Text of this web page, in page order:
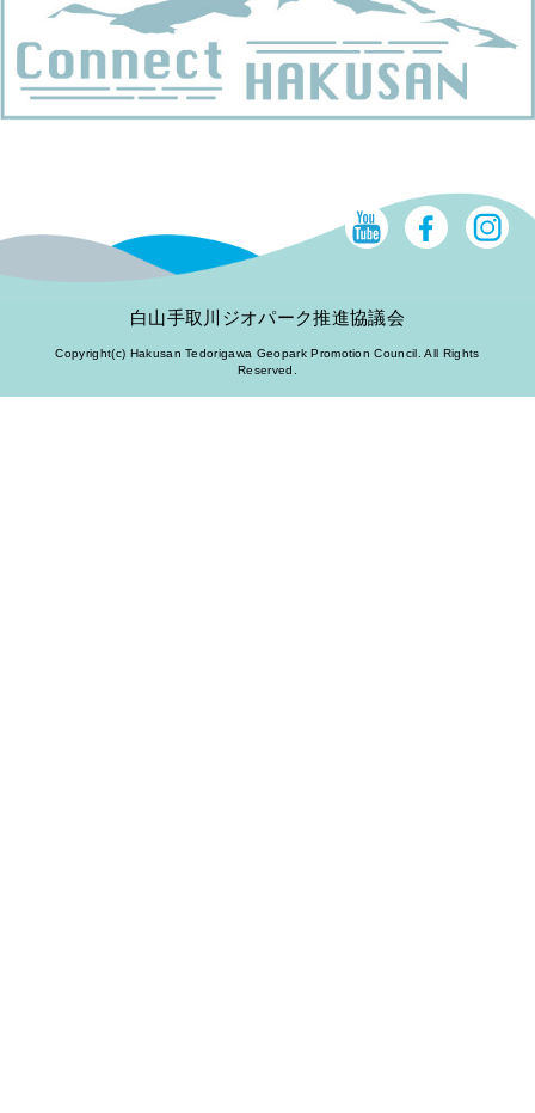
白山手取川ジオパーク推進協議会
Copyright(c) Hakusan Tedorigawa Geopark Promotion Council. All Rights
Reserved.